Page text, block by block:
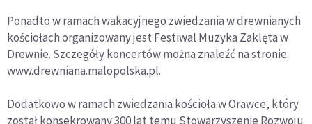
Ponadto w ramach wakacyjnego zwiedzania w drewnianych
kościołach organizowany jest Festiwal Muzyka Zaklęta w
Drewnie. Szczegóły koncertów można znaleźć na stronie:
www.drewniana.malopolska.pl.
Dodatkowo w ramach zwiedzania kościoła w Orawce, który
został konsekrowany 300 lat temu Stowarzyszenie Rozwoju